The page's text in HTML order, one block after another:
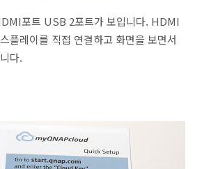
포트 USB 2포트가 보입니다. HDMI
플레이를 직접 연결하고 화면을 보면서
다.